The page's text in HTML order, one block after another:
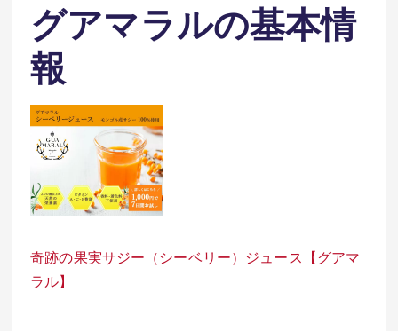
グアマラルの基本情
報
奇跡の果実サジー（シーベリー）ジュース【グアマ
ラル】